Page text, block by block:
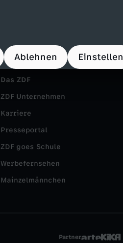
Ablehnen Einstellen
Das ZDF
ZDF Unternehmen
Karriere
Presseportal
ZDF goes Schule
Werbefernsehen
Mainzelmännchen
Partner